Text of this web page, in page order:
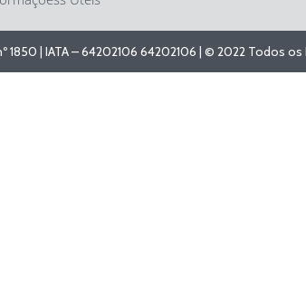
1850 | IATA – 64202106 64202106 | © 2022 Todos